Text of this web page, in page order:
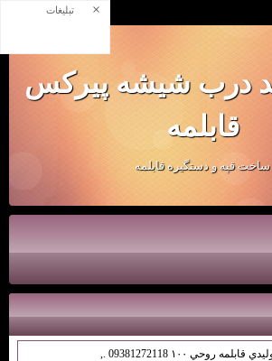
درب شيشه پيركس
قابلمه
ساخت قپه و دستگيره قابلمه
قابلمه روحي ۱۰۰ 09381272118 .,
تبلیغات ×